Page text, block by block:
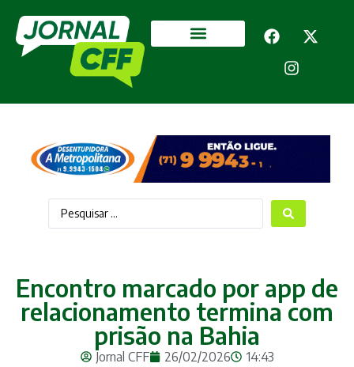
Encontro marcado por app de
relacionamento termina com
prisão na Bahia
Jornal CFF 26/02/2026
14:43